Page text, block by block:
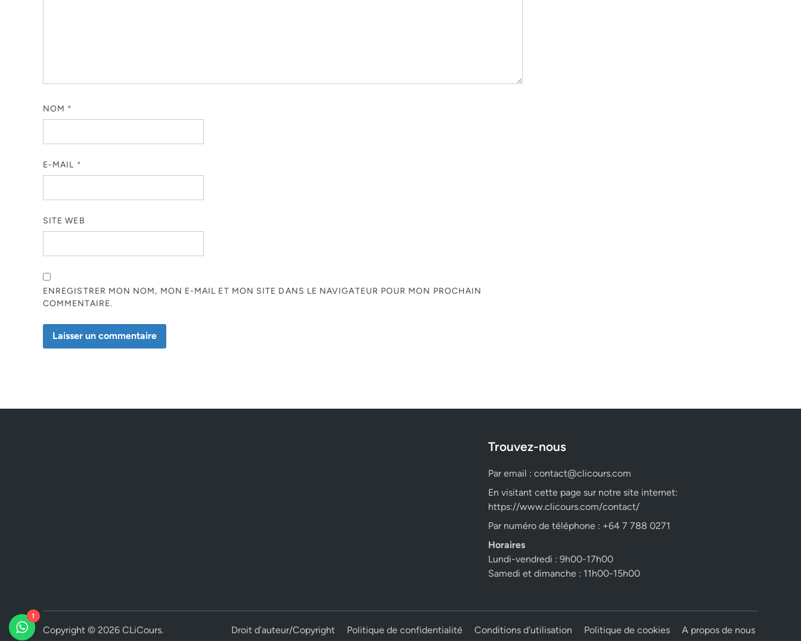
NOM *
E-MAIL *
SITE WEB
ENREGISTRER MON NOM, MON E-MAIL ET MON SITE DANS LE NAVIGATEUR POUR MON PROCHAIN
COMMENTAIRE.
Trouvez-nous
Par email : contact@clicours.com
En visitant cette page sur notre site internet:
https://www.clicours.com/contact/
Par numéro de téléphone : +64 7 788 0271
Horaires
Lundi-vendredi : 9h00-17h00
Samedi et dimanche : 11h00-15h00
Copyright © 2026 CLiCours. Droit d’auteur/Copyright Politique de confidentialité Conditions d’utilisation Politique de cookies A propos de nous
1